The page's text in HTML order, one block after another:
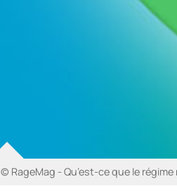
© RageMag - Qu’est-ce que le